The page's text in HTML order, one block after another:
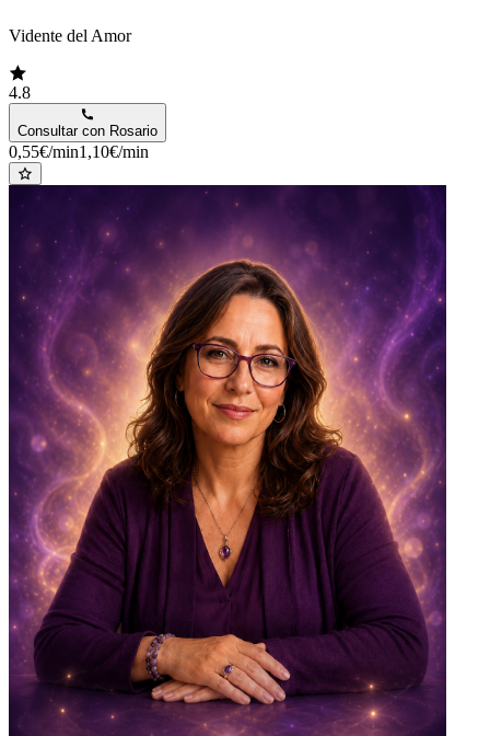
Vidente del Amor
4.8
Consultar con Rosario
0,55€/min1,10€/min